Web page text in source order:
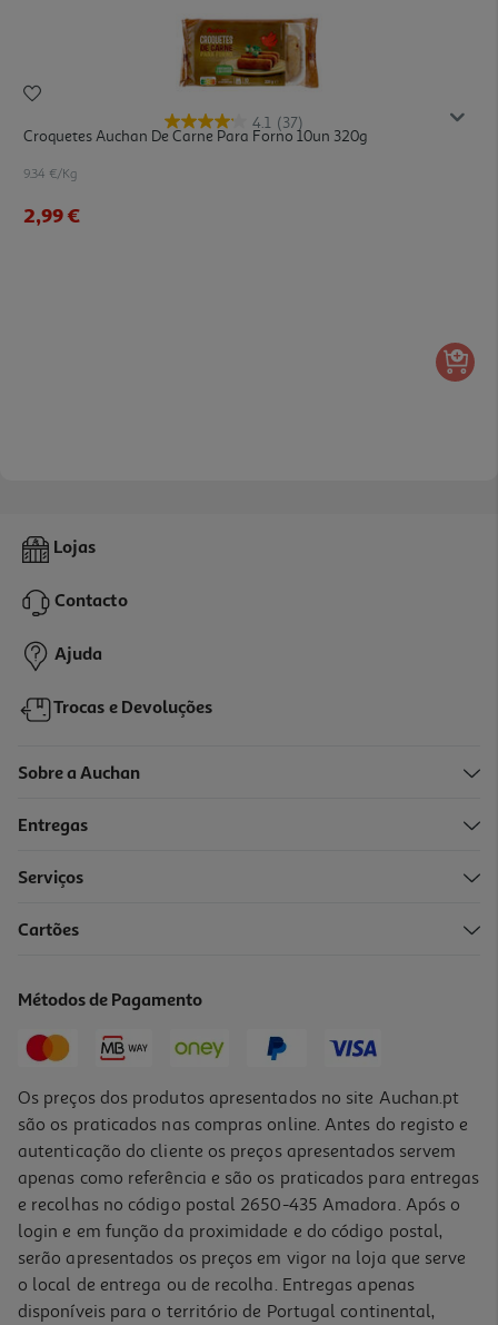
4.1 (37)
Croquetes Auchan De Carne Para Forno 10un 320g
9.34 €/Kg
2,99 €
Lojas
Contacto
Ajuda
Trocas e Devoluções
Sobre a Auchan
Entregas
Serviços
Cartões
Métodos de Pagamento
Os preços dos produtos apresentados no site Auchan.pt
são os praticados nas compras online. Antes do registo e
autenticação do cliente os preços apresentados servem
apenas como referência e são os praticados para entregas
e recolhas no código postal 2650-435 Amadora. Após o
login e em função da proximidade e do código postal,
serão apresentados os preços em vigor na loja que serve
o local de entrega ou de recolha. Entregas apenas
disponíveis para o território de Portugal continental,